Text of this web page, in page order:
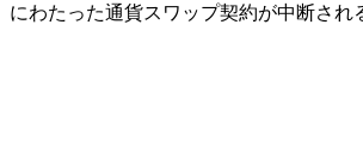
にわたった通貨スワップ契約が中断され